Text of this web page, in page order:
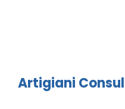
Artigiani